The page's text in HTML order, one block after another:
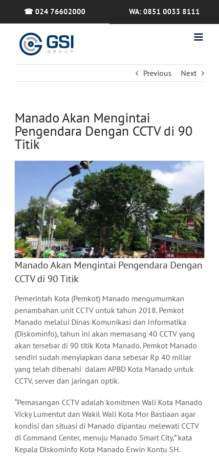
☎ 024 76602000 WA: 0851 0033 8111
Previous Next
Manado Akan Mengintai
Pengendara Dengan CCTV di 90
Titik
Manado Akan Mengintai Pengendara Dengan
CCTV di 90 Titik
Pemerintah Kota (Pemkot) Manado mengumumkan
penambahan unit CCTV untuk tahun 2018. Pemkot
Manado melalui Dinas Komunikasi dan Informatika
(Diskominfo), tahun ini akan memasang 40 CCTV yang
akan tersebar di 90 titik Kota Manado. Pemkot Manado
sendiri sudah menyiapkan dana sebesar Rp 40 miliar
yang telah dibenahi dalam APBD Kota Manado untuk
CCTV, server dan jaringan optik.
“Pemasangan CCTV adalah komitmen Wali Kota Manado
Vicky Lumentut dan Wakil Wali Kota Mor Bastiaan agar
kondisi dan situasi di Manado dipantau melewati CCTV
di Command Center, menuju Manado Smart City,” kata
Kepala Diskominfo Kota Manado Erwin Kontu SH.